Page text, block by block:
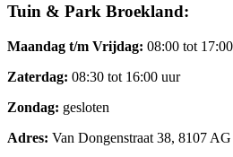
Tuin & Park Broekland:
Maandag t/m Vrijdag: 08:00 tot
Zaterdag: 08:30 tot 16:00 uur
Zondag: gesloten
Adres: Van Dongenstraat 38, 8107